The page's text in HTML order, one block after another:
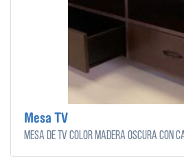
Mesa TV
Mesa de tv color madera oscura con